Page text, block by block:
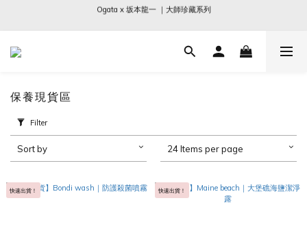
Ogata x 坂本龍一 ｜大師珍藏系列
Ogata x 坂本龍一 ｜大師珍藏系列
保養現貨區
Filter
Sort by 24 Items per page
快速出貨！ 快速出貨！